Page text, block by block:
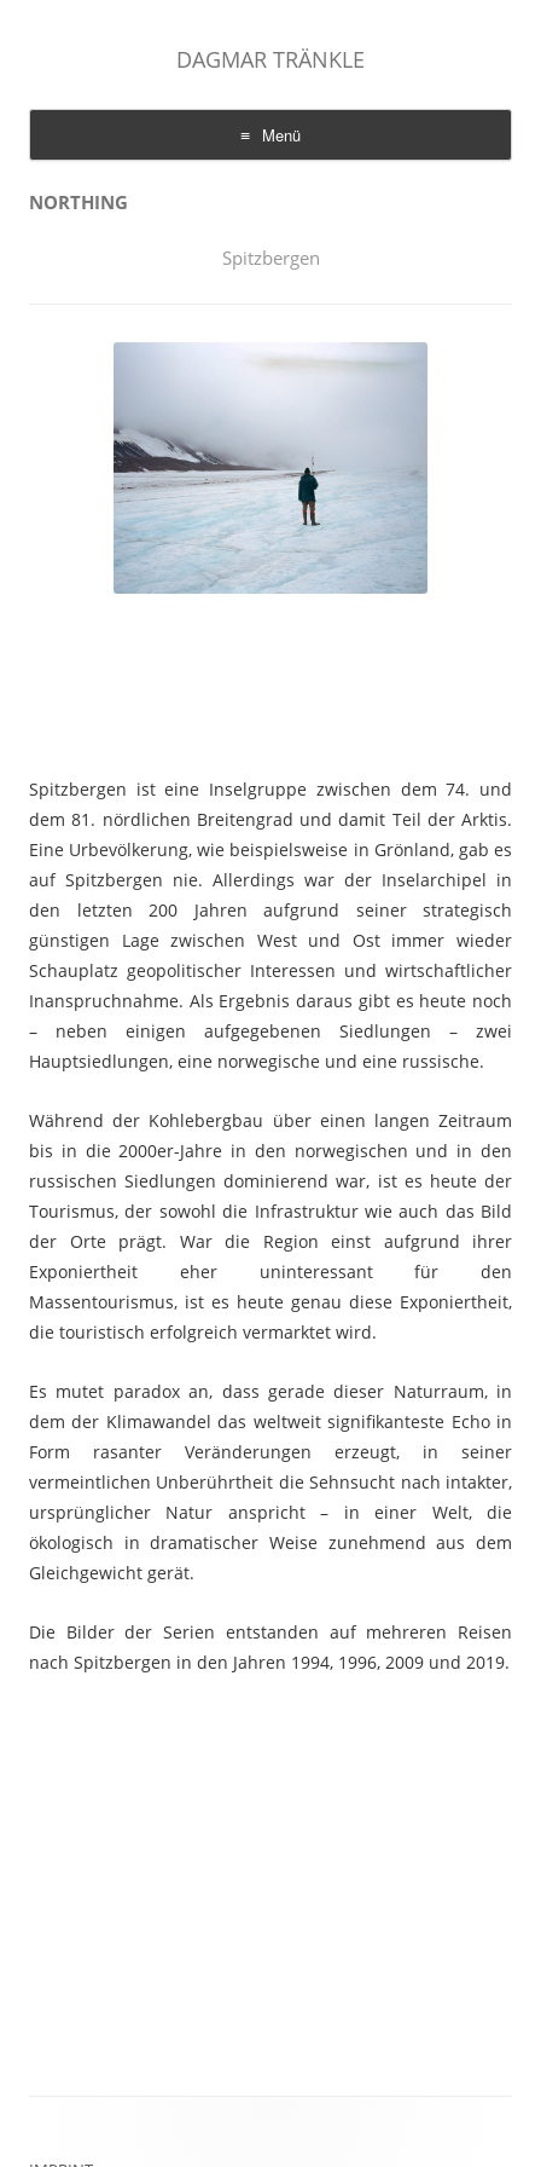
DAGMAR TRÄNKLE
Menü
Zum
springen
NORTHING
Spitzbergen
Spitzbergen ist eine Inselgruppe zwischen dem 74. und
dem 81. nördlichen Breitengrad und damit Teil der Arktis.
Eine Urbevölkerung, wie beispielsweise in Grönland, gab es
auf Spitzbergen nie. Allerdings war der Inselarchipel in
den letzten 200 Jahren aufgrund seiner strategisch
günstigen Lage zwischen West und Ost immer wieder
Schauplatz geopolitischer Interessen und wirtschaftlicher
Inanspruchnahme. Als Ergebnis daraus gibt es heute noch
– neben einigen aufgegebenen Siedlungen – zwei
Hauptsiedlungen, eine norwegische und eine russische.
Während der Kohlebergbau über einen langen Zeitraum
bis in die 2000er-Jahre in den norwegischen und in den
russischen Siedlungen dominierend war, ist es heute der
Tourismus, der sowohl die Infrastruktur wie auch das Bild
der Orte prägt. War die Region einst aufgrund ihrer
Exponiertheit eher uninteressant für den
Massentourismus, ist es heute genau diese Exponiertheit,
die touristisch erfolgreich vermarktet wird.
Es mutet paradox an, dass gerade dieser Naturraum, in
dem der Klimawandel das weltweit signifikanteste Echo in
Form rasanter Veränderungen erzeugt, in seiner
vermeintlichen Unberührtheit die Sehnsucht nach intakter,
ursprünglicher Natur anspricht – in einer Welt, die
ökologisch in dramatischer Weise zunehmend aus dem
Gleichgewicht gerät.
Die Bilder der Serien entstanden auf mehreren Reisen
nach Spitzbergen in den Jahren 1994, 1996, 2009 und 2019.